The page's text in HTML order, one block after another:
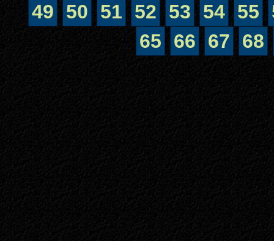
49
50 51 52 53 54 55
65
66 67 68